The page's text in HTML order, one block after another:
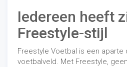
Iedereen heeft
Freestyle-stijl
Freestyle Voetbal is een
voetbalveld. Met Freestyle,